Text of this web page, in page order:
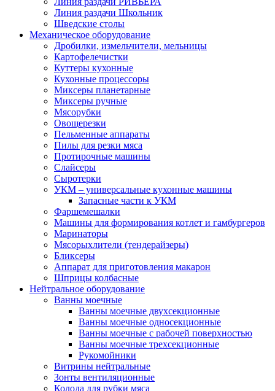
Линия раздачи Школьник
Шведские столы
Механическое оборудование
Дробилки, измельчители, мельницы
Картофелечистки
Куттеры кухонные
Кухонные процессоры
Миксеры планетарные
Миксеры ручные
Мясорубки
Овощерезки
Пельменные аппараты
Пилы для резки мяса
Протирочные машины
Слайсеры
Сыротерки
УКМ – универсальные кухонные машины
Запасные части к УКМ
Фаршемешалки
Машины для формирования котлет и гамбургеров
Маринаторы
Мясорыхлители (тендерайзеры)
Бликсеры
Аппарат для приготовления макарон
Шприцы колбасные
Нейтральное оборудование
Ванны моечные
Ванны моечные двухсекционные
Ванны моечные односекционные
Ванны моечные с рабочей поверхностью
Ванны моечные трехсекционные
Рукомойники
Витрины нейтральные
Зонты вентиляционные
Колода для рубки мяса